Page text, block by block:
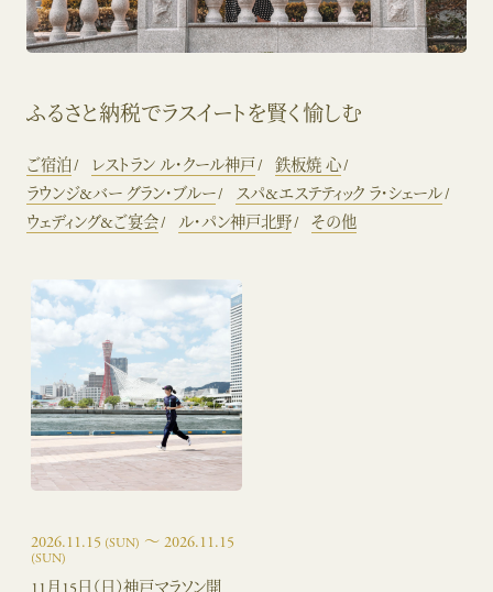
ふるさと納税でラスイートを賢く愉しむ
ご宿泊 レストラン ル・クール神戸
鉄板焼 心
ラウンジ&バー グラン・ブルー
スパ&エステティック ラ・シェール
ウェディング&ご宴会
ル・パン神戸北野 その他
2026.11.15 (SUN) 〜 2026.11.15
(SUN)